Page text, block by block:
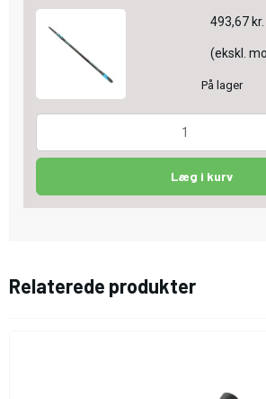
493,67 kr.
(ekskl.
På lager
Læg i kurv
Relaterede produkter